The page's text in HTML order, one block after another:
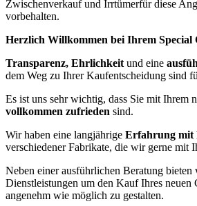
Zwischenverkauf und Irrtümerfür diese
vorbehalten.
Herzlich Willkommen bei Ihrem Special
Transparenz, Ehrlichkeit und eine
dem Weg zu Ihrer Kaufentscheidung sind
Es ist uns sehr wichtig, dass Sie mit Ihrem
vollkommen zufrieden sind.
Wir haben eine langjährige Erfahrung mit
verschiedener Fabrikate, die wir gerne mit
Neben einer ausführlichen Beratung
Dienstleistungen um den Kauf Ihres neuen
angenehm wie möglich zu gestalten.